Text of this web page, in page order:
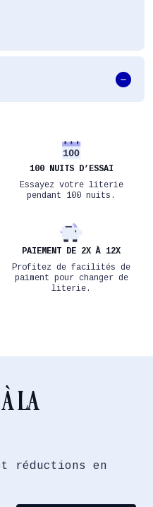
100 NUITS D’ESSAI
Essayez votre literie
pendant 100 nuits.
PAIEMENT DE 2X À 12X
Profitez de facilités de
paiment pour changer de
literie.
LA
réductions en